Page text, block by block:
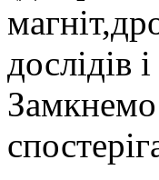
дослідів